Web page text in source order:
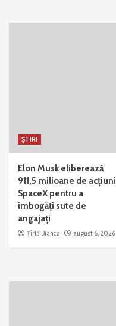
ȘTIRI
Elon Musk eliberează
911,5 milioane de acțiuni
SpaceX pentru a
îmbogăți sute de
angajați
Țîrlă Bianca august 6, 2026